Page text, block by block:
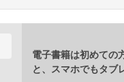
電子書籍は初めての
と、スマホでもタブ